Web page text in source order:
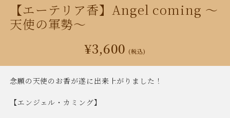
【エーテリア香】Angel coming 〜
天使の軍勢〜
¥3,600 (税込)
念願の天使のお香が遂に出来上がりました！
【エンジェル・カミング】